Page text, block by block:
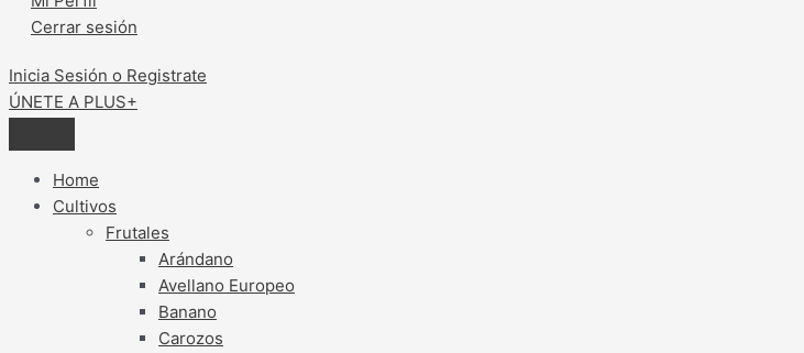
Cerrar sesión
Inicia Sesión o Registrate
ÚNETE A PLUS+
Home
Cultivos
Frutales
Arándano
Avellano Europeo
Banano
Carozos